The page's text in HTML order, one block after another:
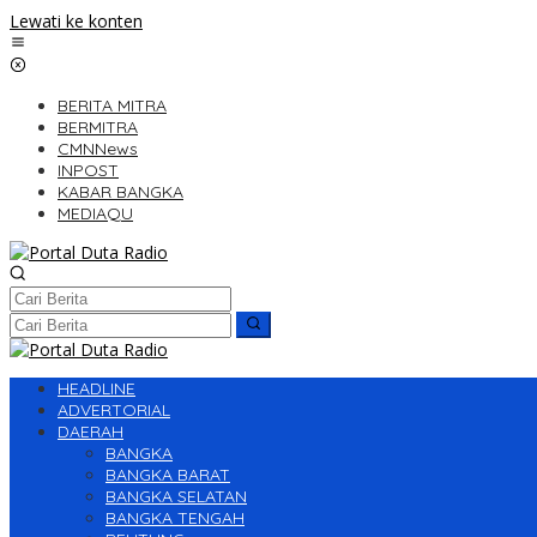
Lewati ke konten
BERITA MITRA
BERMITRA
CMNNews
INPOST
KABAR BANGKA
MEDIAQU
HEADLINE
ADVERTORIAL
DAERAH
BANGKA
BANGKA BARAT
BANGKA SELATAN
BANGKA TENGAH